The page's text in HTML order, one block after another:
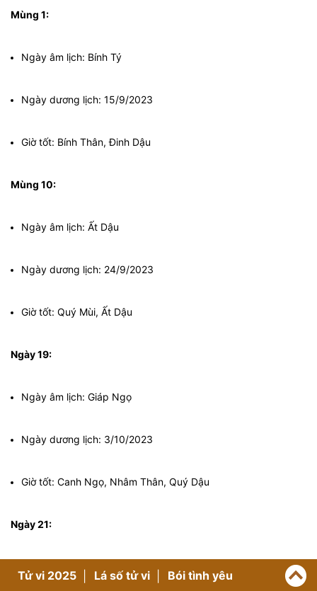
Mùng 1:
Ngày âm lịch: Bính Tý
Ngày dương lịch: 15/9/2023
Giờ tốt: Bính Thân, Đinh Dậu
Mùng 10:
Ngày âm lịch: Ất Dậu
Ngày dương lịch: 24/9/2023
Giờ tốt: Quý Mùi, Ất Dậu
Ngày 19:
Ngày âm lịch: Giáp Ngọ
Ngày dương lịch: 3/10/2023
Giờ tốt: Canh Ngọ, Nhâm Thân, Quý Dậu
Ngày 21:
Ngày âm lịch: Mậu Thân
Tử vi 2025 Lá số tử vi Bói tình yêu